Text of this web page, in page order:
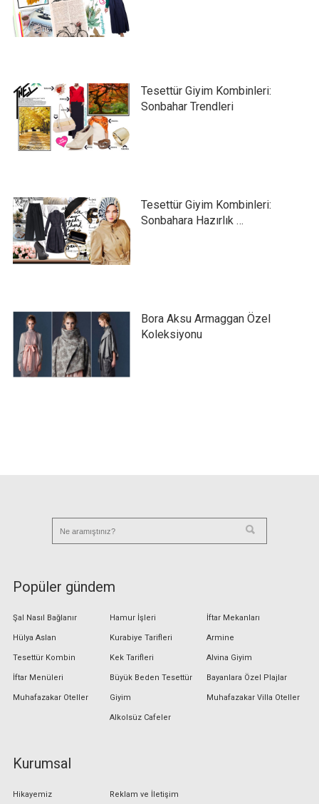
Tesettür Giyim Kombinleri:
Sonbahar Trendleri
Tesettür Giyim Kombinleri:
Sonbahara Hazırlık …
Bora Aksu Armaggan Özel
Koleksiyonu
Popüler gündem
Şal Nasıl Bağlanır
Hülya Aslan
Tesettür Kombin
İftar Menüleri
Muhafazakar Oteller
Hamur İşleri
Kurabiye Tarifleri
Kek Tarifleri
Büyük Beden Tesettür
Giyim
Alkolsüz Cafeler
İftar Mekanları
Armine
Alvina Giyim
Bayanlara Özel Plajlar
Muhafazakar Villa Oteller
Kurumsal
Hikayemiz Reklam ve İletişim